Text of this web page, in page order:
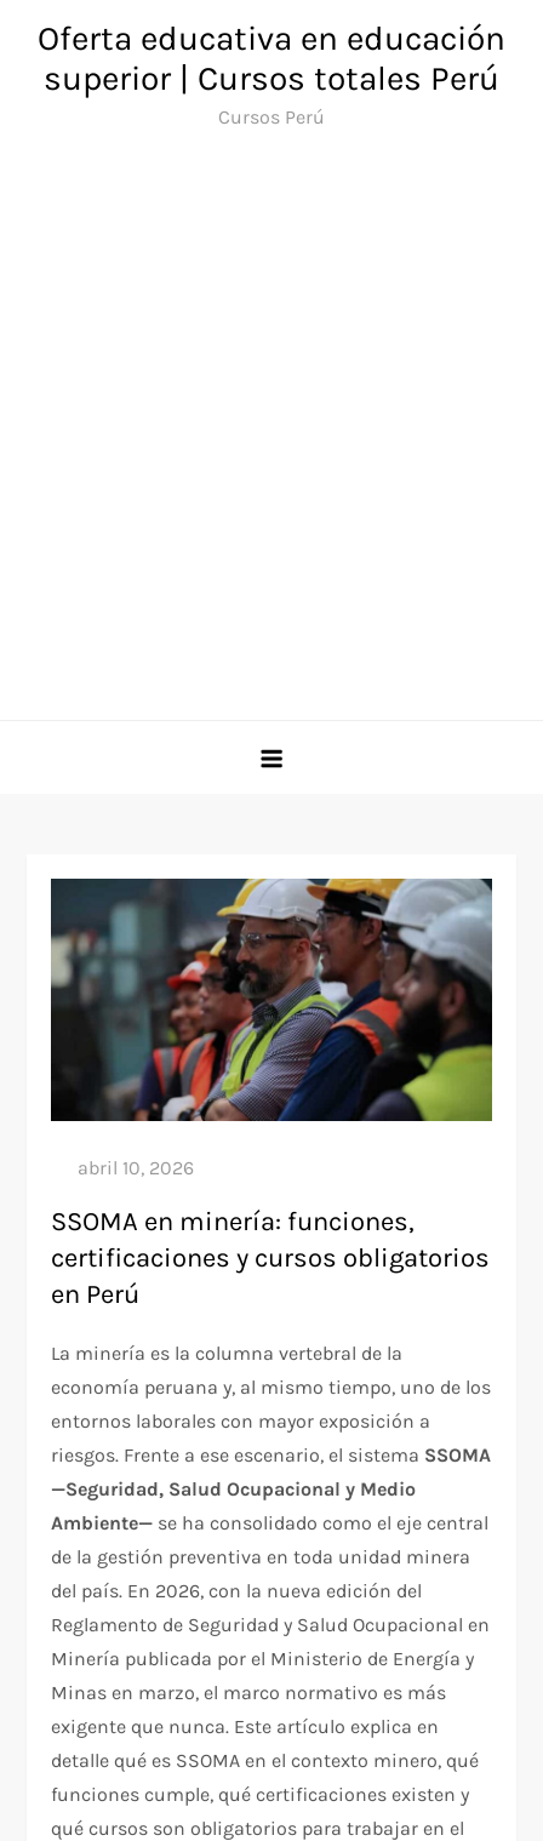
contenido
Oferta educativa en educación
superior | Cursos totales Perú
Cursos Perú
SSOMA en minería: funciones,
certificaciones y cursos obligatorios
en Perú
La minería es la columna vertebral de la
economía peruana y, al mismo tiempo, uno de los
entornos laborales con mayor exposición a
riesgos. Frente a ese escenario, el sistema SSOMA
—Seguridad, Salud Ocupacional y Medio
Ambiente— se ha consolidado como el eje central
de la gestión preventiva en toda unidad minera
del país. En 2026, con la nueva edición del
Reglamento de Seguridad y Salud Ocupacional en
Minería publicada por el Ministerio de Energía y
Minas en marzo, el marco normativo es más
exigente que nunca. Este artículo explica en
detalle qué es SSOMA en el contexto minero, qué
funciones cumple, qué certificaciones existen y
qué cursos son obligatorios para trabajar en el